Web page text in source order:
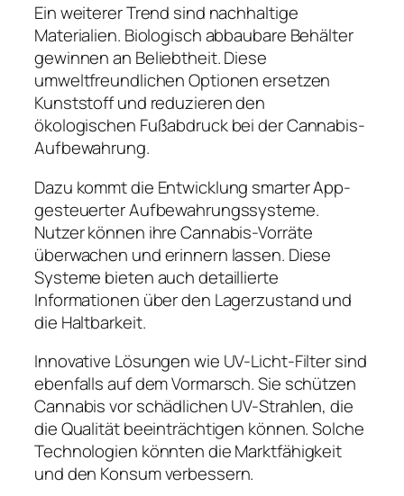
Ein weiterer Trend sind nachhaltige
Materialien. Biologisch abbaubare Behälter
gewinnen an Beliebtheit. Diese
umweltfreundlichen Optionen ersetzen
Kunststoff und reduzieren den
ökologischen Fußabdruck bei der Cannabis-
Aufbewahrung.
Dazu kommt die Entwicklung smarter App-
gesteuerter Aufbewahrungssysteme.
Nutzer können ihre Cannabis-Vorräte
überwachen und erinnern lassen. Diese
Systeme bieten auch detaillierte
Informationen über den Lagerzustand und
die Haltbarkeit.
Innovative Lösungen wie UV-Licht-Filter sind
ebenfalls auf dem Vormarsch. Sie schützen
Cannabis vor schädlichen UV-Strahlen, die
die Qualität beeinträchtigen können. Solche
Technologien könnten die Marktfähigkeit
und den Konsum verbessern.